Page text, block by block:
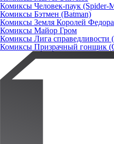
Комиксы Человек-паук (Spider-
Комиксы Бэтмен (Batman)
Комиксы Земля Королей
Комиксы Майор Гром
Комиксы Лига справедливости
Комиксы Призрачный гонщик